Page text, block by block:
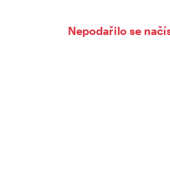
Nepodařilo se